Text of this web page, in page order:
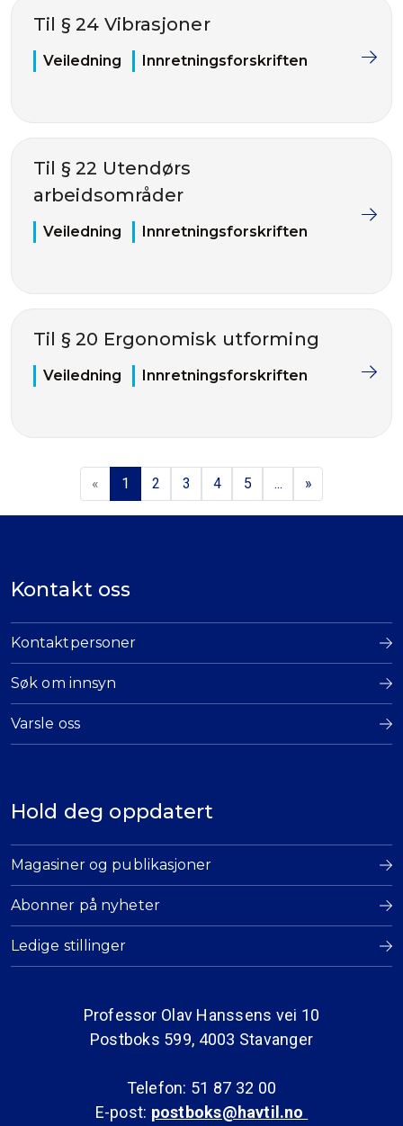
Til § 24 Vibrasjoner
Veiledning Innretningsforskriften
Til § 22 Utendørs
arbeidsområder
Veiledning Innretningsforskriften
Til § 20 Ergonomisk utforming
Veiledning Innretningsforskriften
« 1 2 3 4 5 ... »
Kontakt oss
Kontaktpersoner
Søk om innsyn
Varsle oss
Hold deg oppdatert
Magasiner og publikasjoner
Abonner på nyheter
Ledige stillinger
Professor Olav Hanssens vei 10
Postboks 599, 4003 Stavanger
Telefon: 51 87 32 00
E-post: postboks@havtil.no